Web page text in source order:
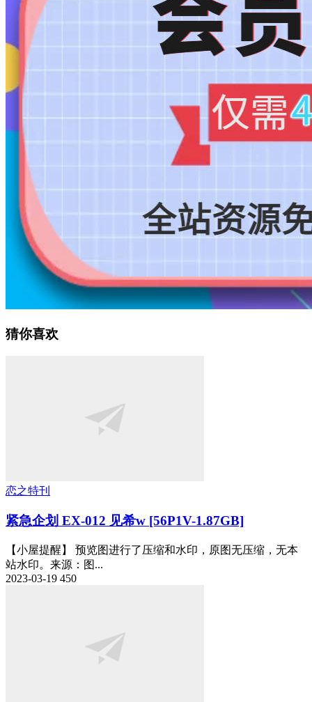
猜你喜欢
恋之特刊
紧急企划 EX-012 见希w [56P1V-1.87GB]
【小屋提醒】 预览图进行了压缩和水印，原图无压缩，无本
站水印。来源：图...
2023-03-19 450